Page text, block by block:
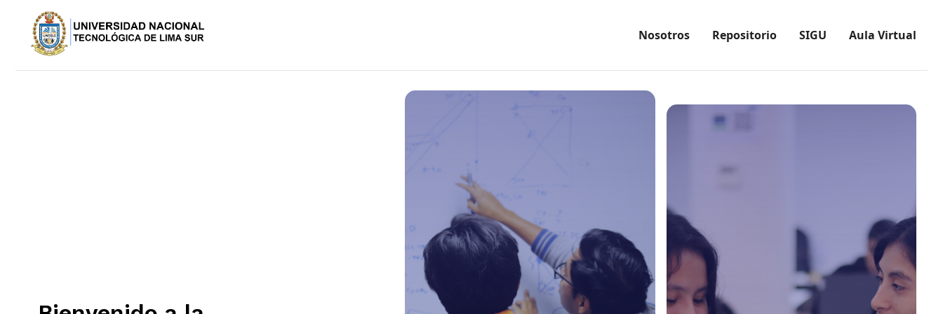
Nosotros Repositorio SIGU Aula Virtual